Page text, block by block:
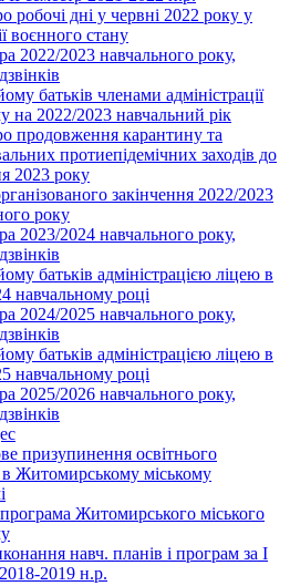
робочі дні у червні 2022 року у
воєнного стану
2022/2023 навчального року,
батьків членами адміністрації
на 2022/2023 навчальний рік
продовження карантину та
протиепідемічних заходів до
2023 року
закінчення 2022/2023
року
2023/2024 навчального року,
батьків адміністрацією ліцею в
навчальному році
2024/2025 навчального року,
батьків адміністрацією ліцею в
навчальному році
2025/2026 навчального року,
призупинення освітнього
Житомирському міському
Житомирського міського
навч. планів і програм за І
2019 н.р.